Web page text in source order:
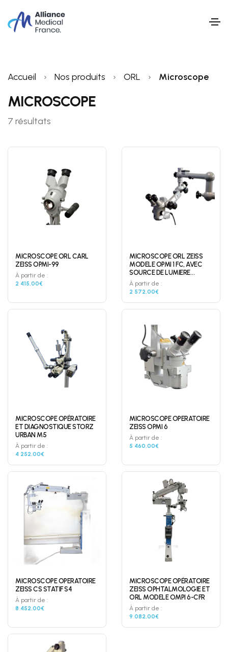
Accueil › Nos produits › ORL › Microscope
MICROSCOPE
7 résultats
MICROSCOPE ORL CARL
ZEISS OPMI-99
À partir de :
2 415,00€
MICROSCOPE ORL ZEISS
MODELE OPMI 1 FC, AVEC
SOURCE DE LUMIERE
INTEGREE HALOGENEE
DOUBLE
À partir de :
2 572,00€
MICROSCOPE OPÉRATOIRE
ET DIAGNOSTIQUE STORZ
URBAN M5
À partir de :
4 252,00€
MICROSCOPE OPERATOIRE
ZEISS OPMI 6
À partir de :
5 460,00€
MICROSCOPE OPERATOIRE
ZEISS CS STATIF S4
À partir de :
8 452,00€
MICROSCOPE OPÉRATOIRE
ZEISS OPHTALMOLOGIE ET
ORL MODELE OMPI 6-CFR
À partir de :
9 082,00€